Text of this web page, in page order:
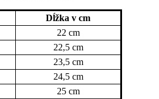
Dĺžka v cm
22 cm
22,5 cm
23,5 cm
24,5 cm
25 cm